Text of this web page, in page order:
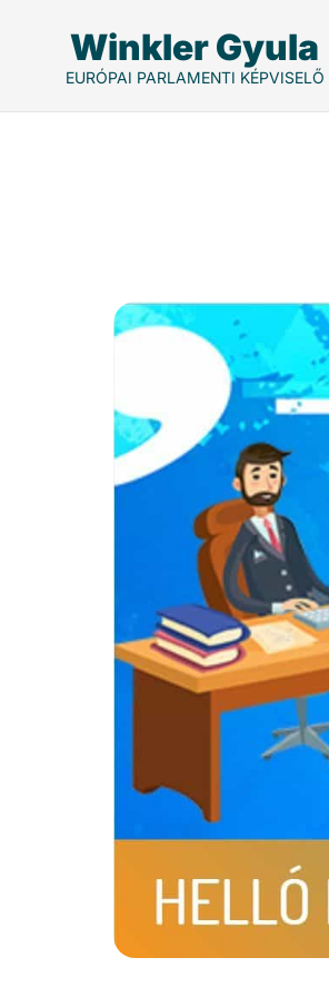
Winkler Gyula
EURÓPAI PARLAMENTI KÉPVISELŐ